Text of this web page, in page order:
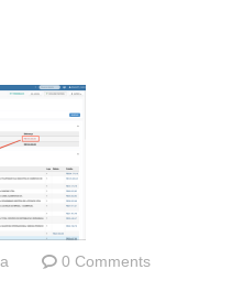
0 Comments